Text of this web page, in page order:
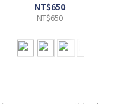
NT$650
NT$650